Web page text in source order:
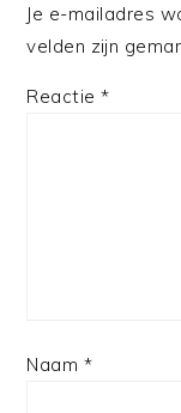
Je e-mailadres
velden zijn
Reactie*
Naam *